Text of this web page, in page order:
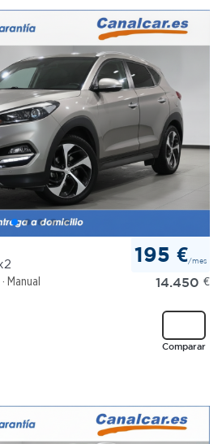
Manual
195 €/mes
14.450 €
Comparar